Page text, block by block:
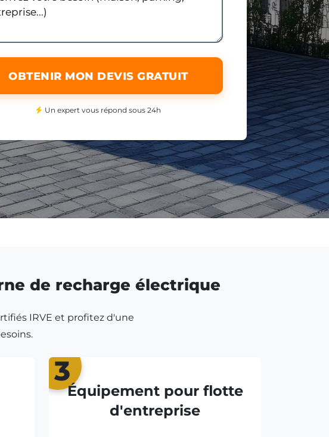
OBTENIR MON DEVIS GRATUIT
Un expert vous répond sous 24h
de recharge électrique
IRVE et profitez d'une
3
Équipement pour flotte
d'entreprise